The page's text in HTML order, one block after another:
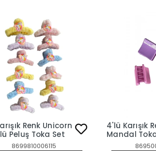
Renk Unicorn
Peluş Toka Set
8699810006115
4'lü Karışık
Mandal